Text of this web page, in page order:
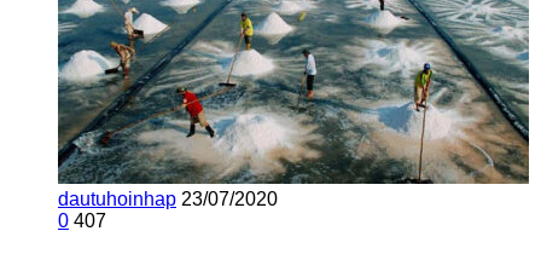
dautuhoinhap 23/07/2020
0 407